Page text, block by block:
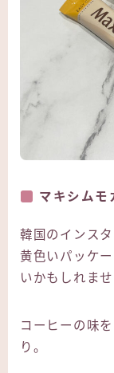
マキシムモ
韓国のインス
黄色いパッケ
いかもしれませ
コーヒーの味
り。